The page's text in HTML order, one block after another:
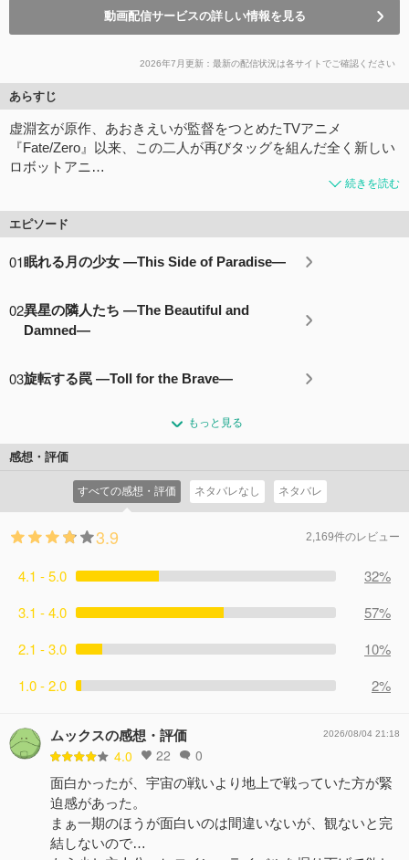
動画配信サービスの詳しい情報を見る
2026年7月更新：最新の配信状況は各サイトでご確認ください
あらすじ
虚淵玄が原作、あおきえいが監督をつとめたTVアニメ
『Fate/Zero』以来、この二人が再びタッグを組んだ全く新しい
ロボットアニ…
続きを読む
エピソード
01眠れる月の少女 —This Side of Paradise—
02異星の隣人たち —The Beautiful and
Damned—
03旋転する罠 —Toll for the Brave—
もっと見る
感想・評価
すべての感想・評価 ネタバレなし ネタバレ
3.9 2,169件のレビュー
4.1 - 5.0
32%
3.1 - 4.0
57%
2.1 - 3.0
10%
1.0 - 2.0
2%
ムックスの感想・評価
4.0 22 0
2026/08/04 21:18
面白かったが、宇宙の戦いより地上で戦っていた方が緊
迫感があった。
まぁ一期のほうが面白いのは間違いないが、観ないと完
結しないので…